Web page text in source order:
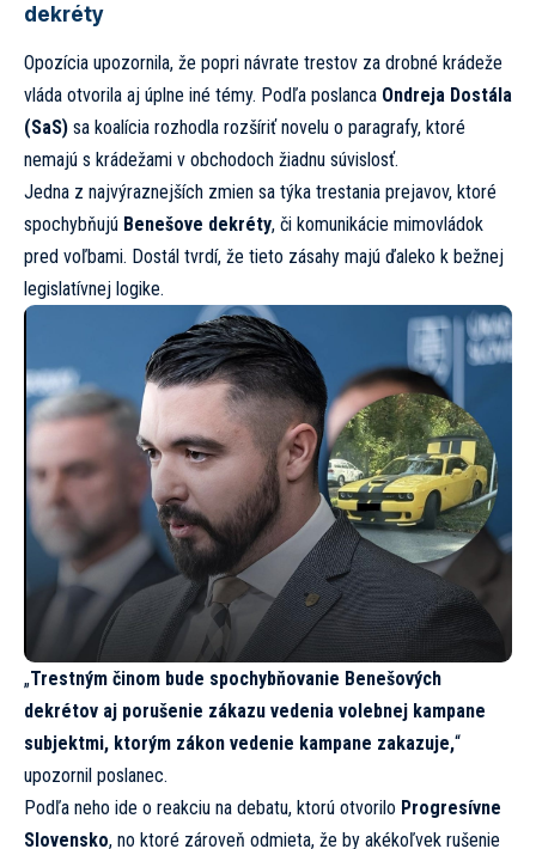
dekréty
Opozícia upozornila, že popri návrate trestov za drobné krádeže
vláda otvorila aj úplne iné témy. Podľa poslanca Ondreja Dostála
(SaS) sa koalícia rozhodla rozšíriť novelu o paragrafy, ktoré
nemajú s krádežami v obchodoch žiadnu súvislosť.
Jedna z najvýraznejších zmien sa týka trestania prejavov, ktoré
spochybňujú Benešove dekréty, či komunikácie mimovládok
pred voľbami. Dostál tvrdí, že tieto zásahy majú ďaleko k bežnej
legislatívnej logike.
„Trestným činom bude spochybňovanie Benešových
dekrétov aj porušenie zákazu vedenia volebnej kampane
subjektmi, ktorým zákon vedenie kampane zakazuje,“
upozornil poslanec.
Podľa neho ide o reakciu na debatu, ktorú otvorilo Progresívne
Slovensko, no ktoré zároveň odmieta, že by akékoľvek rušenie